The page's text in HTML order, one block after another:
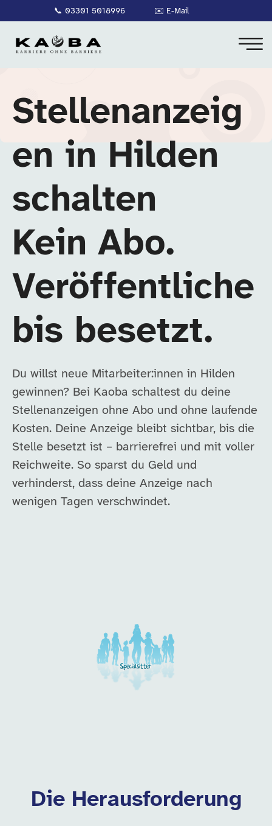
📞 03301 5018996 ✉️ E-Mail
Stellenanzeig
en in Hilden
schalten
Kein Abo.
Veröffentliche
bis besetzt.
Du willst neue Mitarbeiter:innen in Hilden
gewinnen? Bei Kaoba schaltest du deine
Stellenanzeigen ohne Abo und ohne laufende
Kosten. Deine Anzeige bleibt sichtbar, bis die
Stelle besetzt ist – barrierefrei und mit voller
Reichweite. So sparst du Geld und
verhinderst, dass deine Anzeige nach
wenigen Tagen verschwindet.
Unsere Arbeitgeber in
Die Herausforderung